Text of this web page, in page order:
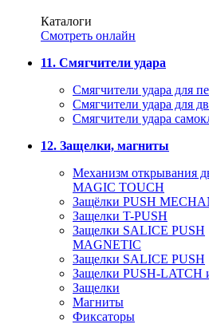
Каталоги
Смотреть онлайн
11. Смягчители удара
Смягчители удара для
Смягчители удара для
Cмягчители удара
12. Защелки, магниты
Механизм открывания
MAGIC TOUCH
Защёлки PUSH
Защелки T-PUSH
Защелки SALICE PUSH
MAGNETIC
Защелки SALICE PUSH
Защелки PUSH-LATCH
Защелки
Магниты
Фиксаторы